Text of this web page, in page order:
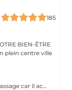
185
BIEN-ÊTRE
Le bambou est un excellent accessoire de massage car il accentue le pouvoir des mouvements effectués par la masseuse. En Asie, c'est une plante exceptionnelle qui incarne l'apaisement, la tranquillité et la simplicité. Ce massage a la particularité de réduire l'aspect peau d'orange, c'est un merveilleux soin drainant et tonifiant. Il est également redynamisant et lutte contre la fatigue et le stress.